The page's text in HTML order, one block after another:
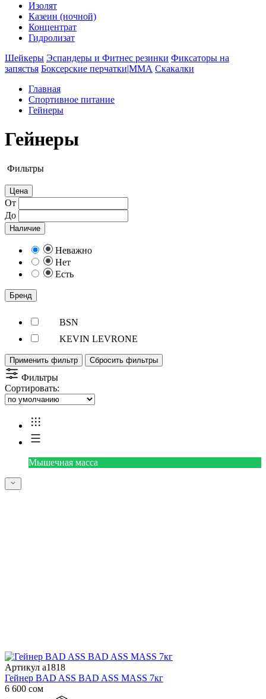
Изолят
Казеин (ночной)
Концентрат
Гидролизат
Шейкеры Эспандеры и Фитнес резинки Фиксаторы на
запястья Боксерские перчатки|MMА Скакалки
Главная
Спортивное питание
Гейнеры
Гейнеры
Фильтры
Цена
От
До
Наличие
Неважно
Нет
Есть
Бренд
BSN
KEVIN LEVRONE
Применить фильтр Сбросить фильтры
Фильтры
Сортировать:
Мышечная масса
Артикул a1818
Гейнер BAD ASS BAD ASS MASS 7кг
6 600 сом